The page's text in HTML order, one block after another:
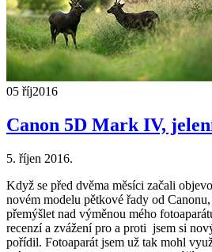
05 říj2016
Canon 5D Mark IV,
5. říjen 2016.
Když se před dvěma měsíci začali
novém modelu pětkové řady od
přemýšlet nad výměnou mého
recenzí a zvážení pro a proti jsem si
pořídil. Fotoaparát jsem už tak mohl